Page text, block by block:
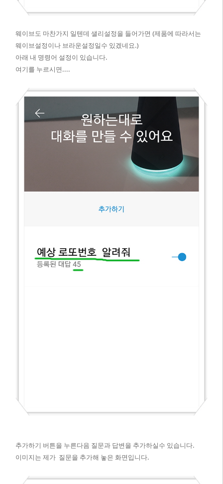
웨이브도 마찬가지 일텐데 샐리설정을 들어가면 (제품에 따라서는
웨이브설정이나 브라운설정일수 있겠네요.)
아래 내 명령어 설정이 있습니다.
여기를 누르시면....
추가하기 버튼을 누른다음 질문과 답변을 추가하실수 있습니다.​
이미지는 제가 질문을 추가해 놓은 화면입니다.